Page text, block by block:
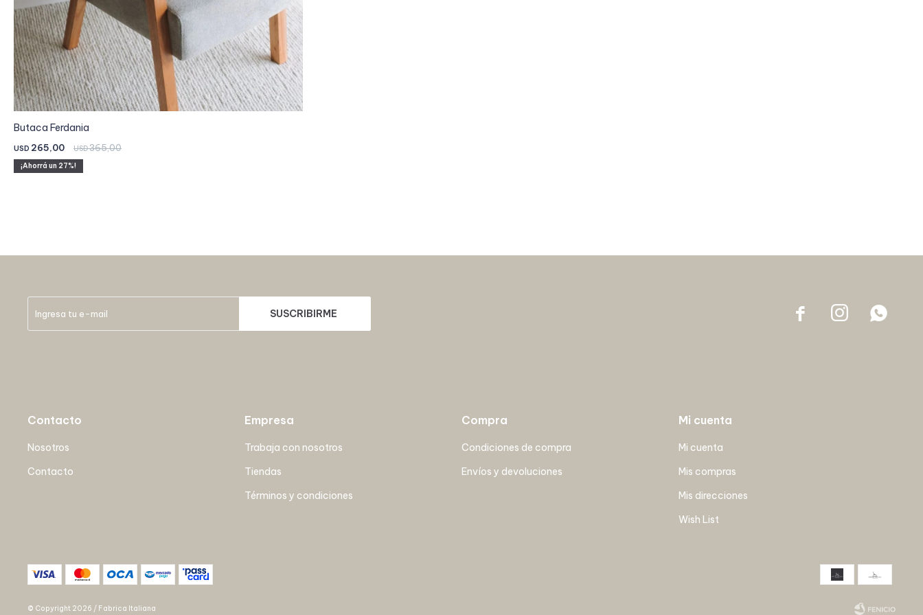
Butaca Ferdania
USD 265,00 USD365,00
27
SUSCRIBIRME   
Contacto
Nosotros
Contacto
Empresa
Trabaja con nosotros
Tiendas
Términos y condiciones
Compra
Condiciones de compra
Envíos y devoluciones
Mi cuenta
Mi cuenta
Mis compras
Mis direcciones
Wish List
© Copyright 2026 / Fabrica Italiana